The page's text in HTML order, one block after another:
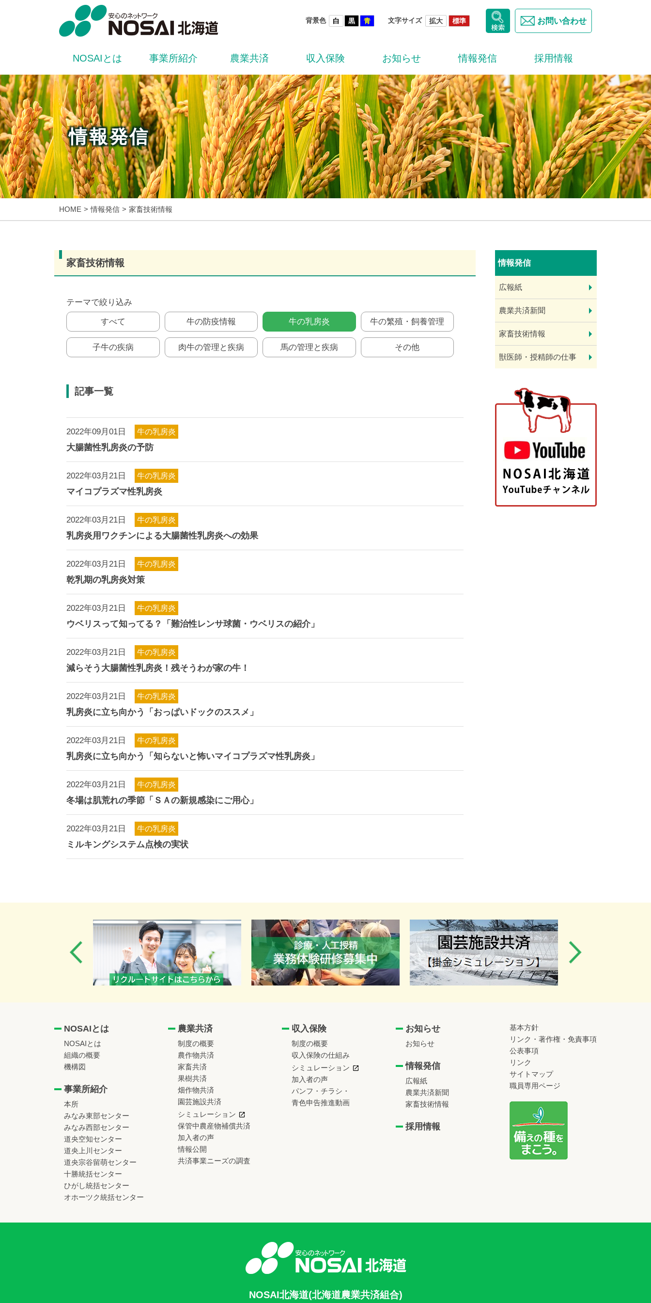
背景色 白 黒 青 文字サイズ 拡大 標準 お問い合わせ
NOSAIとは 事業所紹介 農業共済 収入保険 お知らせ 情報発信 採用情報
情報発信
HOME 情報発信 家畜技術情報
家畜技術情報
テーマで絞り込み
すべて 牛の防疫情報 牛の乳房炎 牛の繁殖・飼養管理
子牛の疾病 肉牛の管理と疾病 馬の管理と疾病 その他
記事一覧
2022年09月01日 牛の乳房炎
大腸菌性乳房炎の予防
2022年03月21日 牛の乳房炎
マイコプラズマ性乳房炎
2022年03月21日 牛の乳房炎
乳房炎用ワクチンによる大腸菌性乳房炎への効果
2022年03月21日 牛の乳房炎
乾乳期の乳房炎対策
2022年03月21日 牛の乳房炎
ウベリスって知ってる？「難治性レンサ球菌・ウベリスの紹介」
2022年03月21日 牛の乳房炎
減らそう大腸菌性乳房炎！残そうわが家の牛！
2022年03月21日 牛の乳房炎
乳房炎に立ち向かう「おっぱいドックのススメ」
2022年03月21日 牛の乳房炎
乳房炎に立ち向かう「知らないと怖いマイコプラズマ性乳房炎」
2022年03月21日 牛の乳房炎
冬場は肌荒れの季節「ＳＡの新規感染にご用心」
2022年03月21日 牛の乳房炎
ミルキングシステム点検の実状
情報発信
広報紙
農業共済新聞
家畜技術情報
獣医師・授精師の仕事
NOSAIとは
NOSAIとは
組織の概要
機構図
事業所紹介
本所
みなみ東部センター
みなみ西部センター
道央空知センター
道央上川センター
道央宗谷留萌センター
十勝統括センター
ひがし統括センター
オホーツク統括センター
農業共済
制度の概要
農作物共済
家畜共済
果樹共済
畑作物共済
園芸施設共済
シミュレーション
保管中農産物補償共済
加入者の声
情報公開
共済事業ニーズの調査
収入保険
制度の概要
収入保険の仕組み
シミュレーション
加入者の声
パンフ・チラシ・
青色申告推進動画
お知らせ
お知らせ
情報発信
広報紙
農業共済新聞
家畜技術情報
採用情報
基本方針
リンク・著作権・免責事項
公表事項
リンク
サイトマップ
職員専用ページ
NOSAI北海道(北海道農業共済組合)